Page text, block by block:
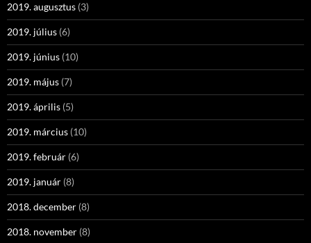
2019. augusztus (3)
2019. július (6)
2019. június (10)
2019. május (7)
2019. április (5)
2019. március (10)
2019. február (6)
2019. január (8)
2018. december (8)
2018. november (8)